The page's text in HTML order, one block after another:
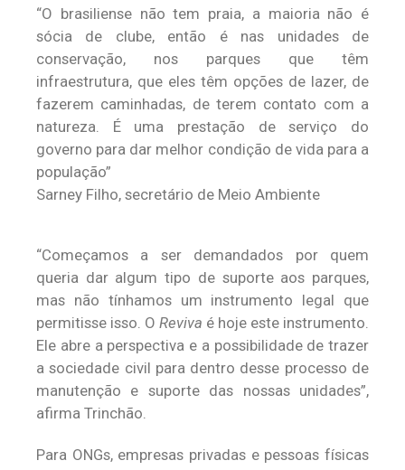
“O brasiliense não tem praia, a maioria não é
sócia de clube, então é nas unidades de
conservação, nos parques que têm
infraestrutura, que eles têm opções de lazer, de
fazerem caminhadas, de terem contato com a
natureza. É uma prestação de serviço do
governo para dar melhor condição de vida para a
população”
Sarney Filho, secretário de Meio Ambiente
“Começamos a ser demandados por quem
queria dar algum tipo de suporte aos parques,
mas não tínhamos um instrumento legal que
permitisse isso. O Reviva é hoje este instrumento.
Ele abre a perspectiva e a possibilidade de trazer
a sociedade civil para dentro desse processo de
manutenção e suporte das nossas unidades”,
afirma Trinchão.
Para ONGs, empresas privadas e pessoas físicas